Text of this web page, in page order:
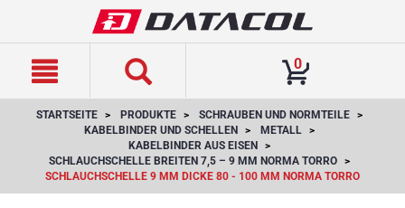
0
STARTSEITE PRODUKTE
SCHRAUBEN UND NORMTEILE
KABELBINDER UND SCHELLEN
METALL
KABELBINDER AUS EISEN
SCHLAUCHSCHELLE BREITEN 7,5 – 9 MM NORMA TORRO
SCHLAUCHSCHELLE 9 MM DICKE 80 - 100 MM NORMA TORRO